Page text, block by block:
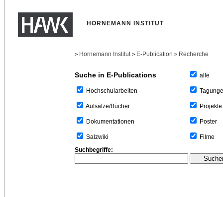
HORNEMANN INSTITUT
> Hornemann Institut > E-Publication > Recherche
Suche in E-Publications
Hochschularbeiten
Aufsätze/Bücher
Dokumentationen
Salzwiki
alle
Projekte
Poster
Filme
Suchbegriffe: